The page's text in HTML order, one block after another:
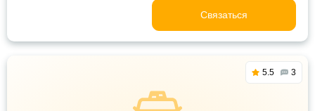
Связаться
5.5 3